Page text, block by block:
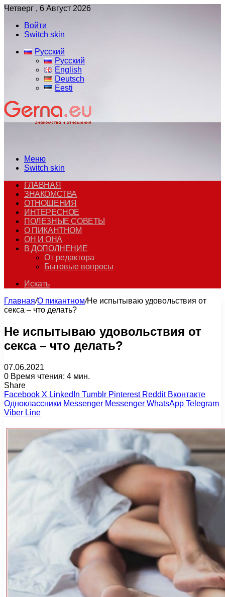
Четверг , 6 Август 2026
Войти
Switch skin
Русский
Русский
English
Deutsch
Eesti
Меню
Switch skin
ГЛАВНАЯ
ЗНАКОМСТВА
ОТНОШЕНИЯ
ИНТЕРЕСНОЕ
ПОЛЕЗНЫЕ СОВЕТЫ
О ПИКАНТНОМ
ОН И ОНА
В ДОПОЛНЕНИЕ
От редактора
Бытовые вопросы
Искать
Главная/О пикантном/Не испытываю удовольствия от
секса – что делать?
Не испытываю удовольствия от
секса – что делать?
07.06.2021
0 Время чтения: 4 мин.
Share
Facebook X LinkedIn Tumblr Pinterest Reddit Вконтакте
Одноклассники Messenger Messenger WhatsApp Telegram
Viber Line